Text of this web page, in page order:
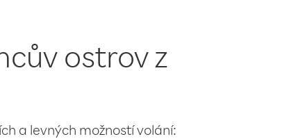
ostrov z
a levných možností volání: